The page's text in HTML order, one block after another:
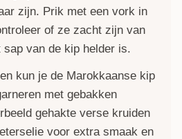
zijn. Prik met een vork in
of ze zacht zijn van
van de kip helder is.
kun je de Marokkaanse kip
met gebakken
gehakte verse kruiden
voor extra smaak en